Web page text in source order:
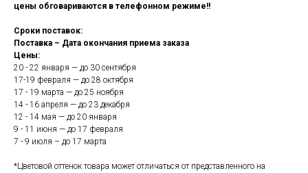
цены обговариваются в телефонном режиме!!
Сроки поставок:
Поставка – Дата окончания приема заказа
Цены:
20 - 22 января — до 30 сентября
17-19 февраля — до 28 октября
17 - 19 марта — до 25 ноября
14 - 16 апреля — до 23 декабря
12 - 14 мая — до 20 января
9 - 11 июня — до 17 февраля
7 - 9 июля – до 17 марта
*Цветовой оттенок товара может отличаться от представленного на